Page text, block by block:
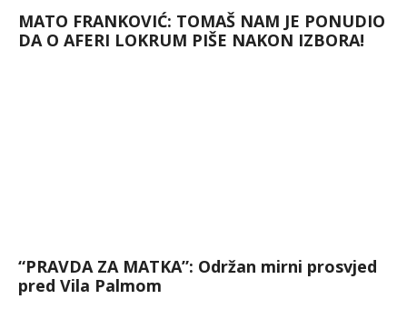
MATO FRANKOVIĆ: TOMAŠ NAM JE PONUDIO
DA O AFERI LOKRUM PIŠE NAKON IZBORA!
“PRAVDA ZA MATKA”: Održan mirni prosvjed
pred Vila Palmom